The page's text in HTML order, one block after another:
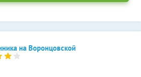
на Воронцовской